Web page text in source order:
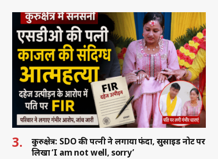
at
s
A
p
p
c
e
b
o
o
k
k
e
dI
n
ai ar
e
कुरुक्षेत्र: SDO की पत्नी ने लगाया फंदा, सुसाइड नोट पर
लिखा ‘I am not well, sorry’